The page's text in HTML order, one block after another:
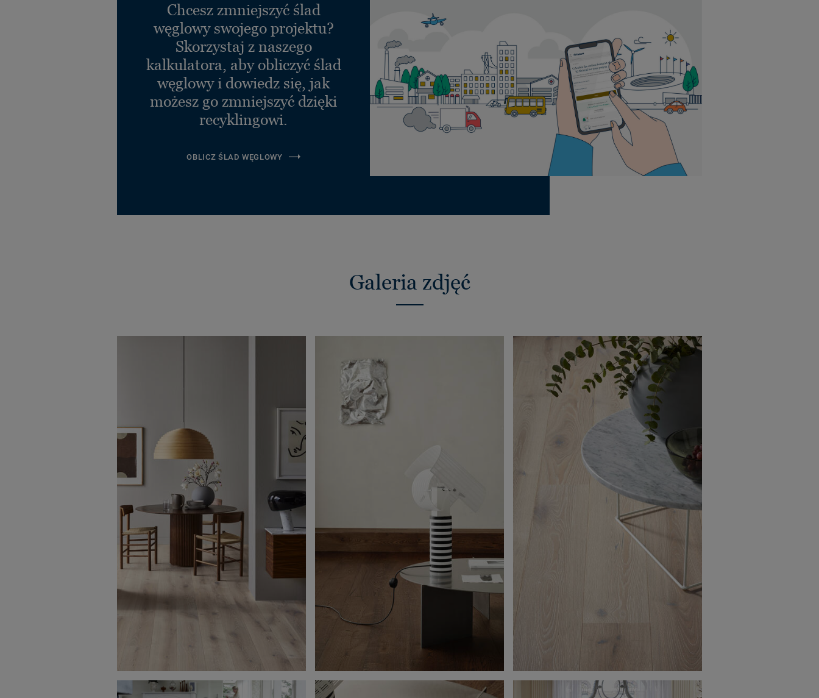
Chcesz zmniejszyć ślad
węglowy swojego projektu?
Skorzystaj z naszego
kalkulatora, aby obliczyć ślad
węglowy i dowiedz się, jak
możesz go zmniejszyć dzięki
recyklingowi.
OBLICZ ŚLAD WĘGLOWY
Galeria zdjęć